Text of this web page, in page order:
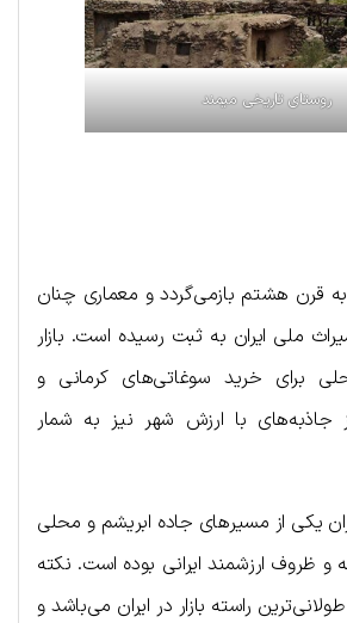
روستای تاریخی میمند
قرن هشتم بازمی‌گردد و معماری چنان
ملی ایران به ثبت رسیده است. بازار
برای خرید سوغاتی‌های کرمانی و
جاذبه‌های با ارزش شهر نیز به شمار
یکی از مسیرهای جاده ابریشم و محلی
و ظروف ارزشمند ایرانی بوده است. نکته
راسته بازار در ایران می‌باشد و